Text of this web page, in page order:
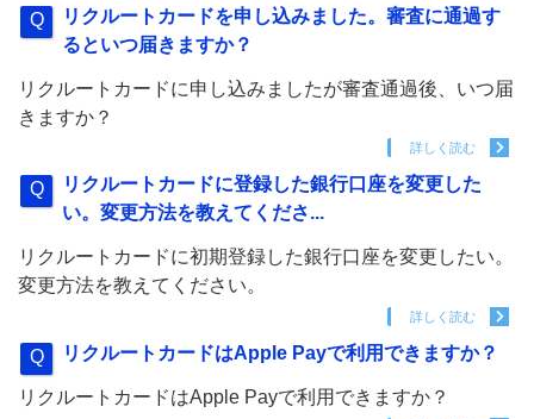
リクルートカードを申し込みました。審査に通過す
るといつ届きますか？
リクルートカードに申し込みましたが審査通過後、いつ届
きますか？
詳しく読む
リクルートカードに登録した銀行口座を変更した
い。変更方法を教えてくださ...
リクルートカードに初期登録した銀行口座を変更したい。
変更方法を教えてください。
詳しく読む
リクルートカードはApple Payで利用できますか？
リクルートカードはApple Payで利用できますか？